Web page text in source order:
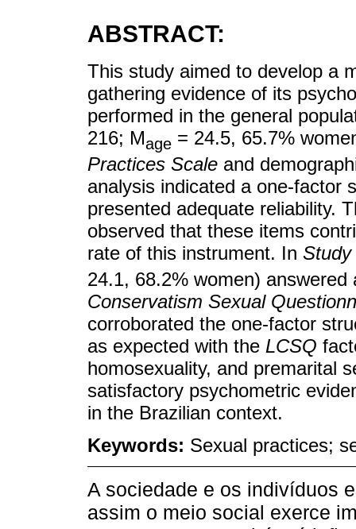
ABSTRACT:
This study aimed to develop a
gathering evidence of its
performed in the general
216; Mage = 24.5, 65.7%
Practices Scale and
analysis indicated a one-factor
presented adequate reliability.
observed that these items
rate of this instrument. In Study
24.1, 68.2% women)
Conservatism Sexual
corroborated the one-factor
as expected with the LCSQ
homosexuality, and premarital
satisfactory psychometric
in the Brazilian context.
Keywords: Sexual practices;
A sociedade e os indivíduos
assim o meio social exerce